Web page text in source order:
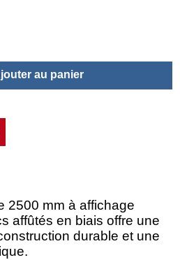
au panier
2500 mm à affichage
affûtés en biais offre une
durable et une